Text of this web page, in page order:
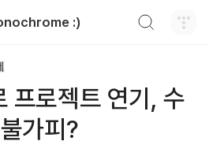
:)
프로젝트 연기, 수
가피?